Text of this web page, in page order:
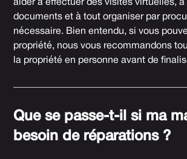
aider à effectuer des visites virtuelles, à
documents et à tout organiser par
nécessaire. Bien entendu, si vous
propriété, nous vous recommandons
la propriété en personne avant de
Que se passe-t-il si ma
besoin de réparations ?